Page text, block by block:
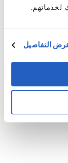
لخدماتهم.
التفاصيل
وساعدت